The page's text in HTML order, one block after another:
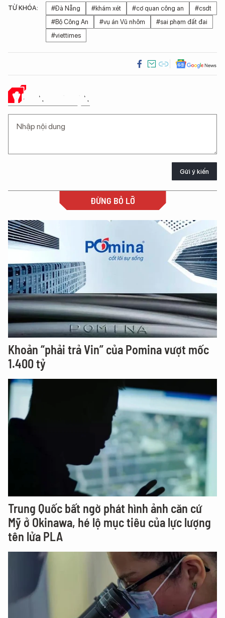
TỪ KHÓA: #Đà Nẵng #khám xét #cơ quan công an
#csdt
#Bộ Công An
#vụ án Vũ nhôm
#sai phạm đất đai
#viettimes
Ý KIẾN CỦA BẠN
Gửi ý kiến
ĐỪNG BỎ LỠ
Khoản “phải trả Vin” của Pomina vượt mốc
1.400 tỷ
Trung Quốc bất ngờ phát hình ảnh căn cứ
Mỹ ở Okinawa, hé lộ mục tiêu của lực lượng
tên lửa PLA